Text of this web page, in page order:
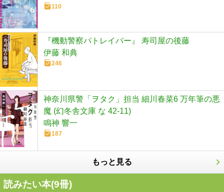
110
『機動警察パトレイバー』 寿司屋の後藤
伊藤 和典
246
神奈川県警「ヲタク」担当 細川春菜6 万年筆の悪
魔 (幻冬舎文庫 な 42-11)
鳴神 響一
187
もっと見る
読みたい本(9冊)